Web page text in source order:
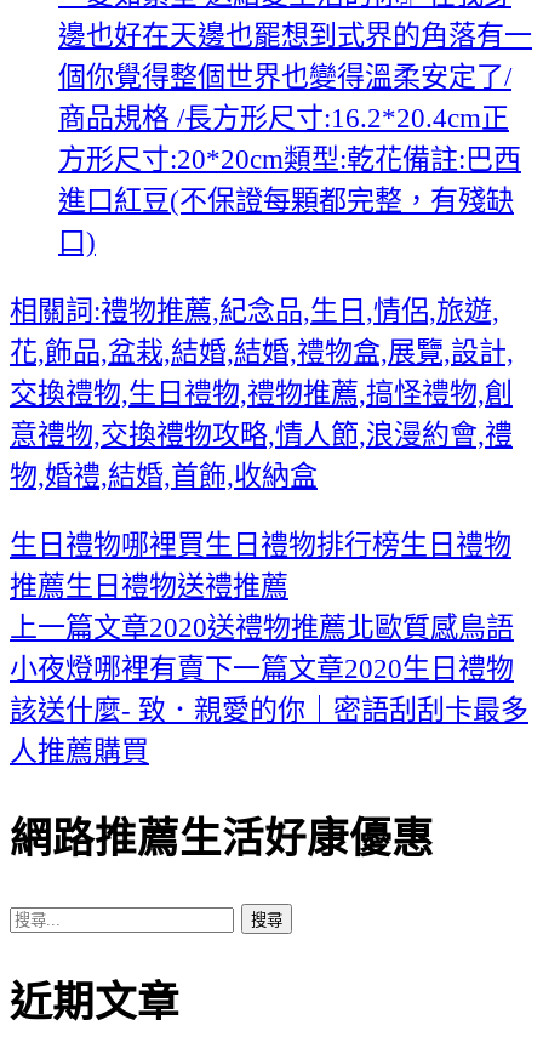
邊也好在天邊也罷想到式界的角落有一
個你覺得整個世界也變得溫柔安定了/
商品規格 /長方形尺寸:16.2*20.4cm正
方形尺寸:20*20cm類型:乾花備註:巴西
進口紅豆(不保證每顆都完整，有殘缺
口)
相關詞:禮物推薦,紀念品,生日,情侶,旅遊,
花,飾品,盆栽,結婚,結婚,禮物盒,展覽,設計,
交換禮物,生日禮物,禮物推薦,搞怪禮物,創
意禮物,交換禮物攻略,情人節,浪漫約會,禮
物,婚禮,結婚,首飾,收納盒
生日禮物哪裡買生日禮物排行榜生日禮物
推薦生日禮物送禮推薦
文
章
導
覽
上一篇文章2020送禮物推薦北歐質感鳥語
小夜燈哪裡有賣下一篇文章2020生日禮物
該送什麼- 致．親愛的你｜密語刮刮卡最多
人推薦購買
網路推薦生活好康優惠
搜
關
近期文章